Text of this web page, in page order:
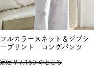
フルカラーヌネット＆ジプシ
ープリント ロングパンツ
定価 ¥ 7,150 のところ